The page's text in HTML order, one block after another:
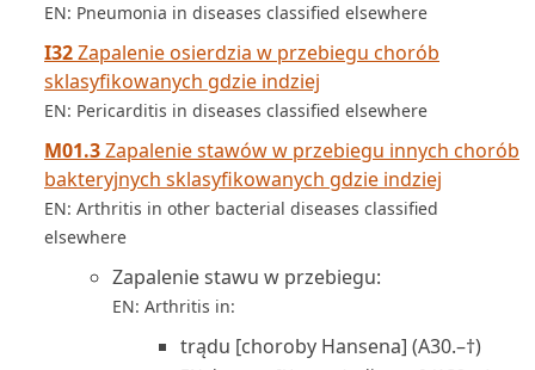
EN: Pneumonia in diseases classified elsewhere
I32Zapalenie osierdzia w przebiegu chorób
sklasyfikowanych gdzie indziej
EN: Pericarditis in diseases classified elsewhere
M01.3Zapalenie stawów w przebiegu innych chorób
bakteryjnych sklasyfikowanych gdzie indziej
EN: Arthritis in other bacterial diseases classified
elsewhere
Zapalenie stawu w przebiegu:
EN: Arthritis in:
trądu [choroby Hansena] (A30.–†)